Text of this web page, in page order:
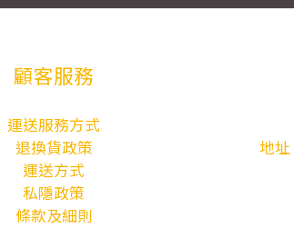
顧客服務
運送服務方式
退換貨政策
運送方式
私隱政策
條款及細則
地